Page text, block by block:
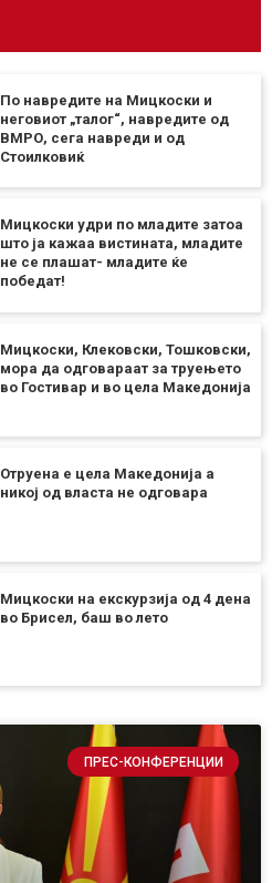
По навредите на Мицкоски и
неговиот „талог“, навредите од
ВМРО, сега навреди и од
Стоилковиќ
Мицкоски удри по младите затоа
што ја кажаа вистината, младите
не се плашат- младите ќе
победат!
Мицкоски, Клековски, Тошковски,
мора да одговараат за труењето
во Гостивар и во цела Македонија
Отруена е цела Македонија а
никој од власта не одговара
Мицкоски на екскурзија од 4 дена
во Брисел, баш во лето
ПРЕС-КОНФЕРЕНЦИИ